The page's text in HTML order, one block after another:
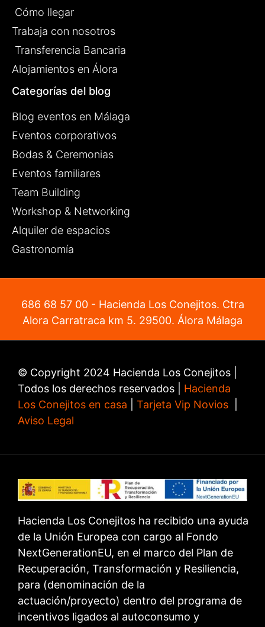
Cómo llegar
Trabaja con nosotros
Transferencia Bancaria
Alojamientos en Álora
Categorías del blog
Blog eventos en Málaga
Eventos corporativos
Bodas & Ceremonias
Eventos familiares
Team Building
Workshop & Networking
Alquiler de espacios
Gastronomía
686 68 57 00- Hacienda Los Conejitos. Ctra
Alora Carratraca km 5. 29500. Álora Málaga
© Copyright 2024 Hacienda Los Conejitos |
Todos los derechos reservados | Hacienda
Los Conejitos en casa
Tarjeta Vip Novios
Aviso Legal
Hacienda Los Conejitos ha recibido una ayuda
de la Unión Europea con cargo al Fondo
NextGenerationEU, en el marco del Plan de
Recuperación, Transformación y Resiliencia,
para (denominación de la
actuación/proyecto) dentro del programa de
incentivos ligados al autoconsumo y